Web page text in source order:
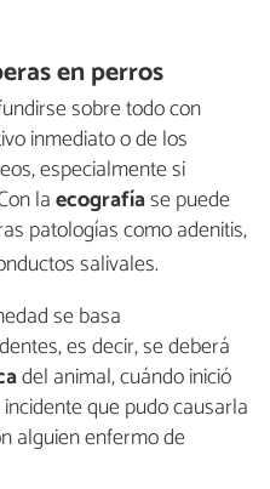
en perros
sobre todo con
inmediato o de los
especialmente si
laecografíase puede
patologías como adenitis,
salivales.
se basa
es decir, se deberá
del animal, cuándo inició
que pudo causarla
alguien enfermo de